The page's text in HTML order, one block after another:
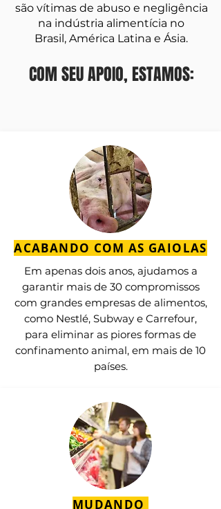
são vítimas de abuso e negligência
na indústria alimentícia no
Brasil, América Latina e Ásia.
COM SEU APOIO, ESTAMOS:
ACABANDO COM AS GAIOLAS
Em apenas dois anos, ajudamos a
garantir mais de 30 compromissos
com grandes empresas de alimentos,
como Nestlé, Subway e Carrefour,
para eliminar as piores formas de
confinamento animal, em mais de 10
países.
MUDANDO